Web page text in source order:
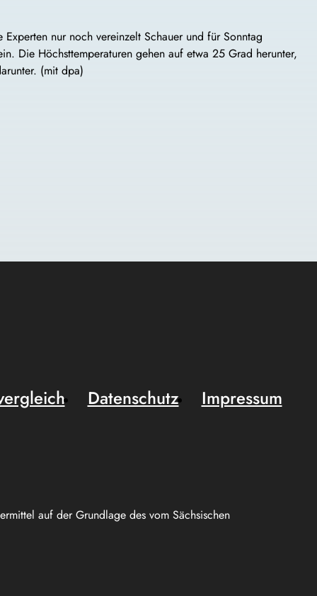
Experten nur noch vereinzelt Schauer und für Sonntag
Die Höchsttemperaturen gehen auf etwa 25 Grad herunter,
(mit dpa)
auf der Grundlage des vom Sächsischen
Datenschutz
Impressum